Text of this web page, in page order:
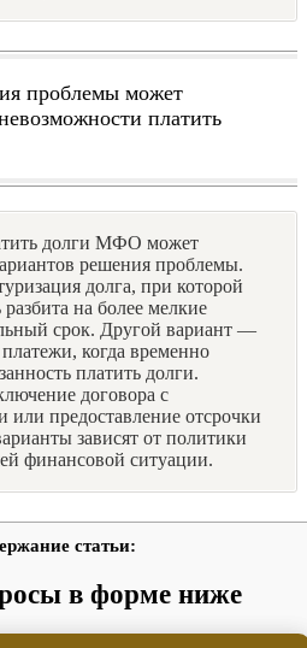
проблемы может
платить
долги МФО может
решения проблемы.
долга, при которой
на более мелкие
срок. Другой вариант —
когда временно
платить долги.
договора с
предоставление отсрочки
зависят от политики
финансовой ситуации.
статьи:
в форме ниже